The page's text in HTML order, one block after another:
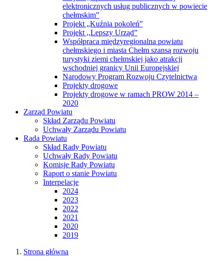
elektronicznych usług publicznych w powiecie
chełmskim”
Projekt „Kuźnia pokoleń”
Projekt ,,Lepszy Urząd”
Współpraca międzyregionalna powiatu
chełmskiego i miasta Chełm szansą rozwoju
turystyki ziemi chełmskiej jako atrakcji
wschodniej granicy Unii Europejskiej
Narodowy Program Rozwoju Czytelnictwa
Projekty drogowe
Projekty drogowe w ramach PROW 2014 –
2020
Zarząd Powiatu
Skład Zarządu Powiatu
Uchwały Zarządu Powiatu
Rada Powiatu
Skład Rady Powiatu
Uchwały Rady Powiatu
Komisje Rady Powiatu
Raport o stanie Powiatu
Interpelacje
2024
2023
2022
2021
2020
2019
Strona główna